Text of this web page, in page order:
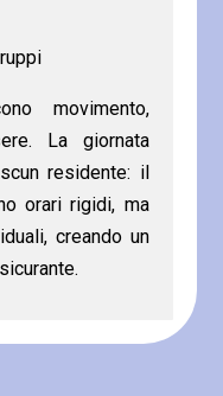
movimento,
La giornata
residente: il
orari rigidi, ma
creando un